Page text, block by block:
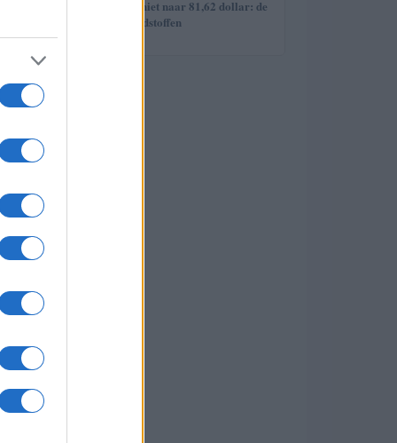
5
Brent olieprijs schiet naar 81,62 dollar: de
week van de grondstoffen